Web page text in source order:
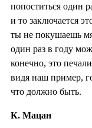
попоститься один
и то заключается
ты не покушаешь
один раз в году
конечно, это
видя наш пример,
что должно быть.
К. Мацан